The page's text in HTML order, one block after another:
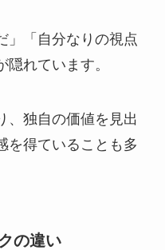
」「自分なりの視点
れています。
、独自の価値を見出
を得ていることも多
の違い